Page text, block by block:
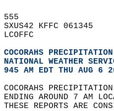
555
SXUS42 KFFC 061345
LCOFFC
COCORAHS PRECIPITATION
NATIONAL WEATHER
945 AM EDT THU AUG 6
COCORAHS
ENDING AROUND 7 AM
THESE REPORTS ARE